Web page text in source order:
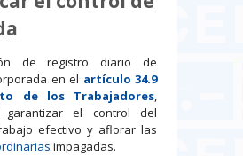
de registro diario de
en el artículo 34.9
de los Trabajadores,
el control del
efectivo y aflorar las
impagadas.